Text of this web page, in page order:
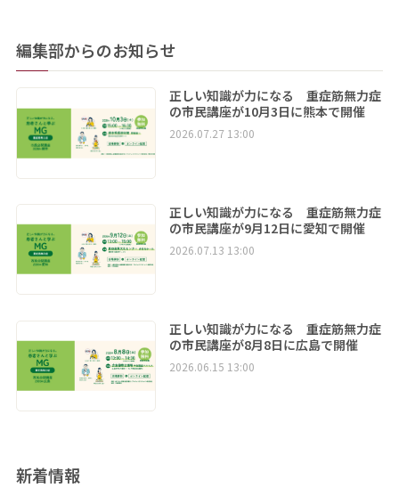
編集部からのお知らせ
正しい知識が力になる 重症筋無力症
の市民講座が10月3日に熊本で開催
2026.07.27 13:00
正しい知識が力になる 重症筋無力症
の市民講座が9月12日に愛知で開催
2026.07.13 13:00
正しい知識が力になる 重症筋無力症
の市民講座が8月8日に広島で開催
2026.06.15 13:00
新着情報